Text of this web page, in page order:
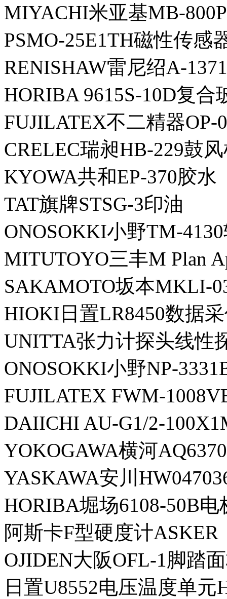
MIYACHI米亚基MB-
PSMO-25E1TH磁性传感
RENISHAW雷尼绍A-
HORIBA 9615S-10D复合
FUJILATEX不二精器OP-
CRELEC瑞昶HB-229鼓
KYOWA共和EP-370胶水
TAT旗牌STSG-3印油
ONOSOKKI小野TM-
MITUTOYO三丰M Plan
SAKAMOTO坂本MKLI-
HIOKI日置LR8450数据
UNITTA张力计探头线性
ONOSOKKI小野NP-
FUJILATEX FWM-
DAIICHI AU-G1/2-
YOKOGAWA横河
YASKAWA安川
HORIBA堀场6108-50B电
阿斯卡F型硬度计ASKER
OJIDEN大阪OFL-1脚踏
日置U8552电压温度单元